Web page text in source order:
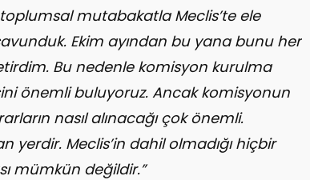
toplumsal mutabakatla Meclis’te ele
Ekim ayından bu yana bunu her
Bu nedenle komisyon kurulma
önemli buluyoruz. Ancak komisyonun
nasıl alınacağı çok önemli.
yerdir. Meclis’in dahil olmadığı hiçbir
mümkün değildir.”